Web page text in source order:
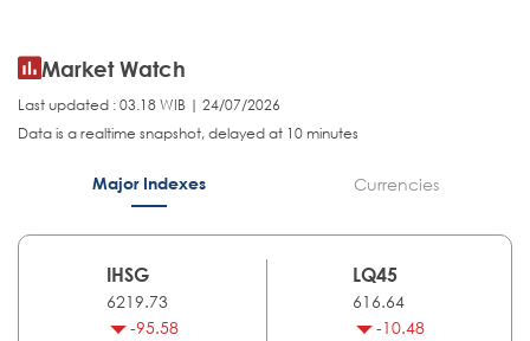
Market Watch
Last updated : 03.18 WIB | 24/07/2026
Data is a realtime snapshot, delayed at 10 minutes
Major Indexes Currencies
IHSG
6219.73
-95.58
LQ45
616.64
-10.48